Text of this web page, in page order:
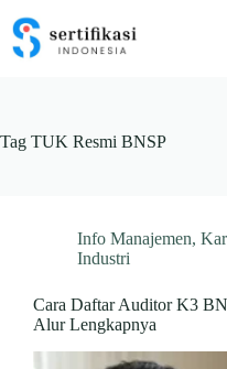
content
Tag TUK Resmi BNSP
Info Manajemen,
Industri
Cara Daftar Auditor K3
Alur Lengkapnya